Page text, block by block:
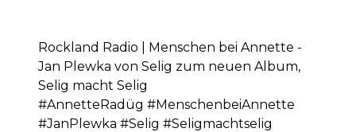
Rockland Radio | Menschen bei Annette -
Jan Plewka von Selig zum neuen Album,
Selig macht Selig
#AnnetteRadüg #MenschenbeiAnnette
#JanPlewka #Selig #Seligmachtselig